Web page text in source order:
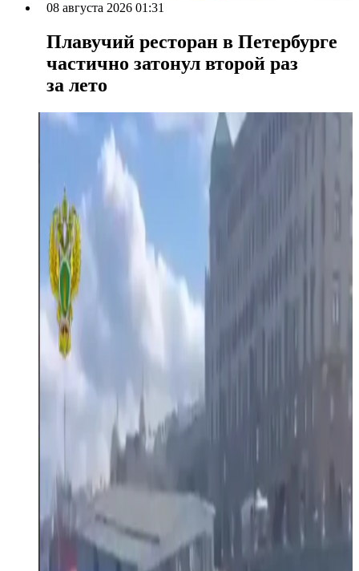
08 августа 2026 01:31
Плавучий ресторан в Петербурге
частично затонул второй раз
за лето